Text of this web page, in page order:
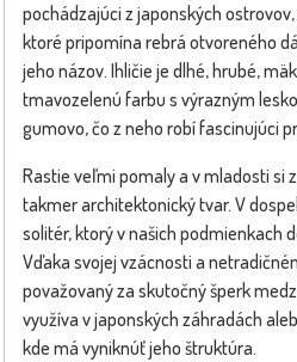
pochádzajúci z japonských
ktoré pripomína rebrá otvoreného
jeho názov. Ihličie je dlhé, hrubé,
tmavozelenú farbu s výrazným
gumovo, čo z neho robí fascinujúci
Rastie veľmi pomaly a v mladosti si
takmer architektonický tvar. V
solitér, ktorý v našich podmienkach
Vďaka svojej vzácnosti a
považovaný za skutočný šperk
využíva v japonských záhradách
kde má vyniknúť jeho štruktúra.